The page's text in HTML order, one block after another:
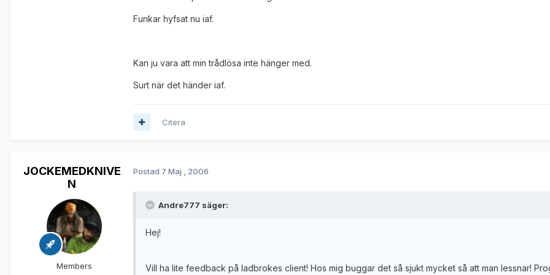
Funkar hyfsat nu iaf.
Kan ju vara att min trådlösa inte hänger med.
Surt när det händer iaf.
Citera
JOCKEMEDKNIVE
N
Members
Postad 7 Maj , 2006
Andre777 säger:
Hej!
Vill ha lite feedback på ladbrokes client! Hos mig buggar det så sjukt mycket så att man lessnar!